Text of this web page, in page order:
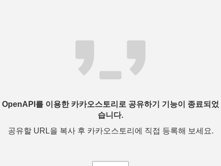
OpenAPI를 이용한 카카오스토리로 공유하기 기능이 종료되었
습니다.
공유할 URL을 복사 후 카카오스토리에 직접 등록해 보세요.